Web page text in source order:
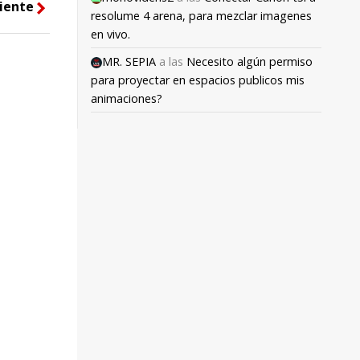
right
resolume 4 arena, para mezclar imagenes
en vivo.
MR. SEPIA a las Necesito algún permiso
para proyectar en espacios publicos mis
animaciones?